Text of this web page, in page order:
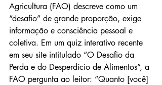
Agricultura (FAO) descreve como um
“desafio” de grande proporção, exige
informação e consciência pessoal e
coletiva. Em um quiz interativo recente
em seu site intitulado “O Desafio da
Perda e do Desperdício de Alimentos”, a
FAO pergunta ao leitor: “Quanto [você]